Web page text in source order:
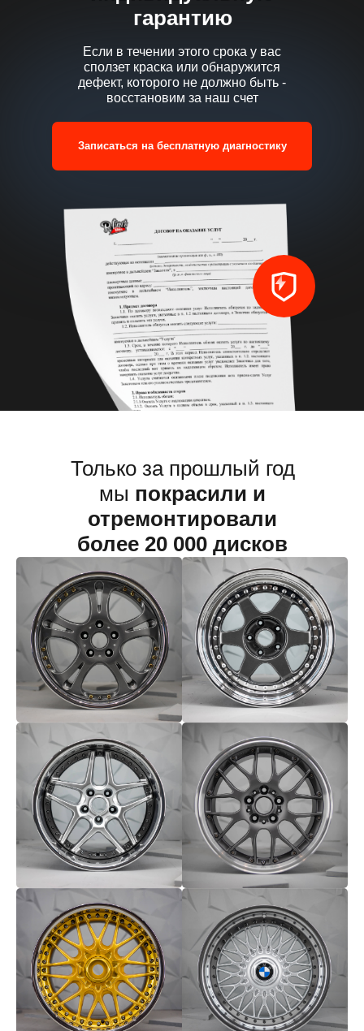
гарантию
Если в течении этого срока у вас
сползет краска или обнаружится
дефект, которого не должно быть -
восстановим за наш счет
Записаться на бесплатную диагностику
Только за прошлый год
и отремонтировали
дисков
Только за прошлый год
мы покрасили и
отремонтировали
более 20 000 дисков